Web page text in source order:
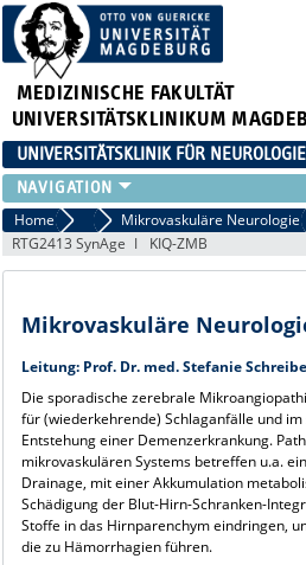
MEDIZINISCHE FAKULTÄT
UNIVERSITÄTSKLINIKUM
UNIVERSITÄTSKLINIK FÜR NEUROLOGIE
TEAM
SCHWERPUNKTE
PATIENTEN/BESUCHER
FORSCHUNG
LEHRE UND AUSBILDUNG
BEWERBER
NEUVANET SAN
Home ForschungMikrovaskuläre Neurologie
RTG2413 SynAge
KIQ-ZMB
Mikrovaskuläre
Leitung: Prof. Dr. med. Stefanie
Die sporadische zerebrale
für (wiederkehrende) Schlaganfälle und
Entstehung einer Demenzerkrankung.
mikrovaskulären Systems betreffen u.a.
Drainage, mit einer Akkumulation
Schädigung der Blut-Hirn-Schranken-
Stoffe in das Hirnparenchym eindringen,
die zu Hämorrhagien führen.